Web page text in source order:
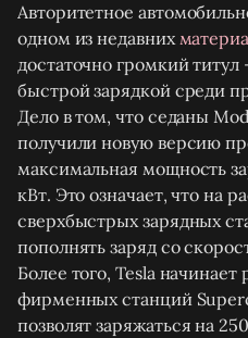
Авторитетное
одном из недавних
достаточно громкий
быстрой зарядкой среди
Дело в том, что седаны
получили новую версию
максимальная мощность
кВт. Это означает, что на
сверхбыстрых зарядных
пополнять заряд со
Более того, Tesla
фирменных станций
позволят заряжаться на